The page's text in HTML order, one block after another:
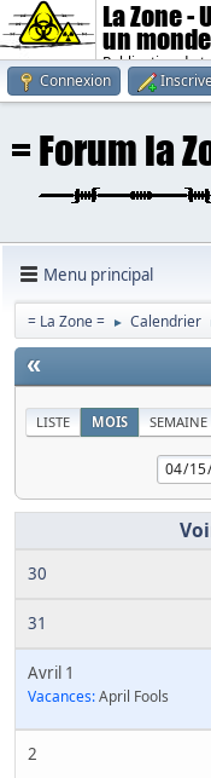
La Zone -
un
Publication de
Connexion
Menu principal
= La Zone = ► Calendrier
«
LISTE MOIS SEMAINE
30
31
Avril 1
Vacances:April Fools
2